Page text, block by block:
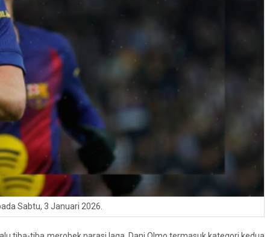
Sabtu, 3 Januari 2026.